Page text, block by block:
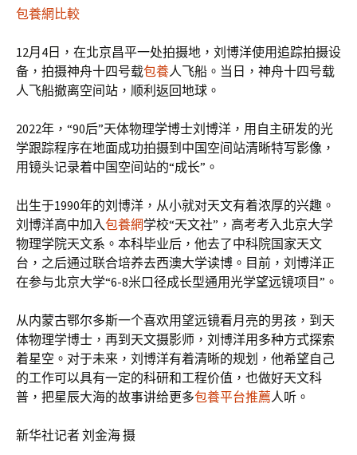
包養網比較
12月4日，在北京昌平一处拍摄地，刘博洋使用追踪拍摄设
备，拍摄神舟十四号载包養人飞船。当日，神舟十四号载
人飞船撤离空间站，顺利返回地球。
2022年，“90后”天体物理学博士刘博洋，用自主研发的光
学跟踪程序在地面成功拍摄到中国空间站清晰特写影像，
用镜头记录着中国空间站的“成长”。
出生于1990年的刘博洋，从小就对天文有着浓厚的兴趣。
刘博洋高中加入包養網学校“天文社”，高考考入北京大学
物理学院天文系。本科毕业后，他去了中科院国家天文
台，之后通过联合培养去西澳大学读博。目前，刘博洋正
在参与北京大学“6-8米口径成长型通用光学望远镜项目”。
从内蒙古鄂尔多斯一个喜欢用望远镜看月亮的男孩，到天
体物理学博士，再到天文摄影师，刘博洋用多种方式探索
着星空。对于未来，刘博洋有着清晰的规划，他希望自己
的工作可以具有一定的科研和工程价值，也做好天文科
普，把星辰大海的故事讲给更多包養平台推薦人听。
新华社记者 刘金海 摄